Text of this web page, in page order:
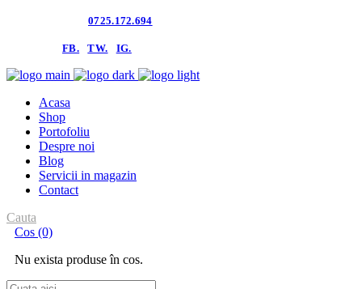
0725.172.694
FB. TW. IG.
Acasa
Shop
Portofoliu
Despre noi
Blog
Servicii in magazin
Contact
Cauta
Cos (0)
Nu exista produse în cos.